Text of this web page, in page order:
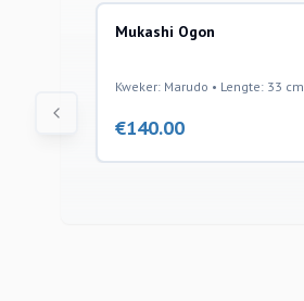
Mukashi Ogon
Kweker: Marudo • Lengte: 33 cm
€140.00